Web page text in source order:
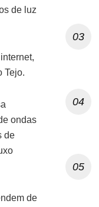
de luz
Tejo.
ondas
de
de